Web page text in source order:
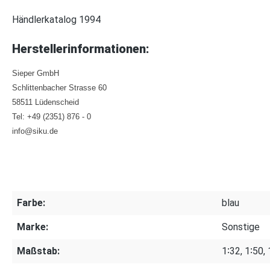
Händlerkatalog 1994
Herstellerinformationen:
Sieper GmbH
Schlittenbacher Strasse 60
58511 Lüdenscheid
Tel: +49 (2351) 876 - 0
info@siku.de
Farbe: blau
Marke: Sonstige
Maßstab: 1∶32, 1∶50,